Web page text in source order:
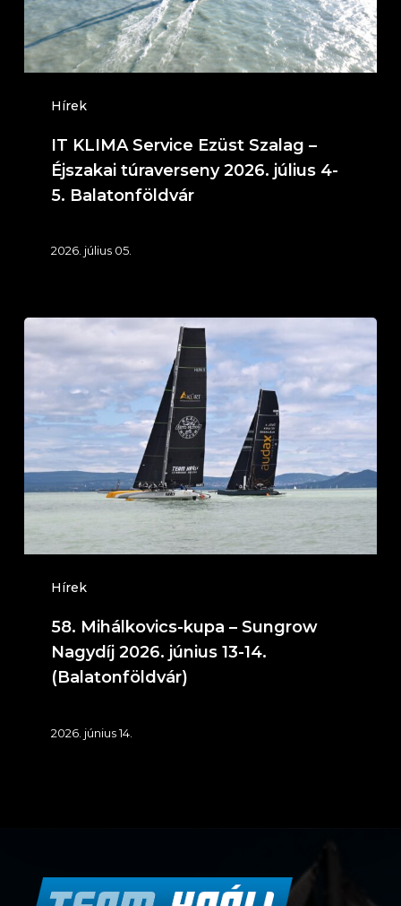
Hírek
Éjszakai
túraverseny
2026.
július
Balatonföldvár
IT KLIMA Service Ezüst Szalag –
Éjszakai túraverseny 2026. július 4-
5. Balatonföldvár
2026. július 05.
Hírek
58.
Mihálkovics-
kupa
–
Sungrow
Nagydíj
2026.
június
13-
(Balatonföldvár)
58. Mihálkovics-kupa – Sungrow
Nagydíj 2026. június 13-14.
(Balatonföldvár)
2026. június 14.